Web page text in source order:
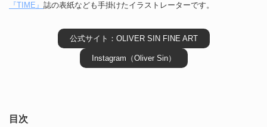
『TIME』 誌の表紙なども手掛けたイラストレーターです。
公式サイト：OLIVER SIN FINE ART
Instagram（Oliver Sin）
目次